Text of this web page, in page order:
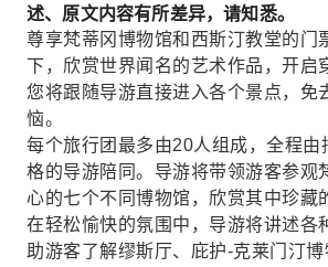
述、原文内容有所差异，请知悉。
尊享梵蒂冈博物馆和西斯汀教堂的门
下，欣赏世界闻名的艺术作品，开启
您将跟随导游直接进入各个景点，免
恼。
每个旅行团最多由20人组成，全程由
格的导游陪同。导游将带领游客参观
心的七个不同博物馆，欣赏其中珍藏
在轻松愉快的氛围中，导游将讲述各
助游客了解缪斯厅、庇护-克莱门汀博